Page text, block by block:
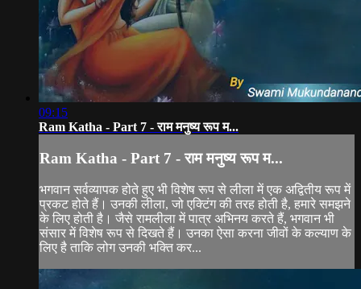
09:15
Ram Katha - Part 7 - राम मनुष्य रूप म...
Ram Katha - Part 7 - राम मनुष्य रूप म...
भगवान सर्वव्यापक होते हुए भी विशेष रूप से लीला में एक अद्वितीय रूप में
प्रकट होते हैं। उनकी लीला, जो एक्टिंग की तरह होती है, हमारे समझने
के लिए होती है। जैसे रामलीला में पात्र अभिनय करते हैं, भगवान भी
संसार में विशेष रूप से दिखते हैं। उनका ऐसा करना जीवों के कल्याण के
लिए है ताकि लोग उनकी भक्ति कर...